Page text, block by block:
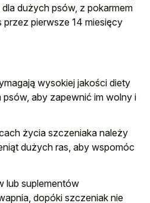
dużych psów, z pokarmem
pierwsze 14 miesięcy
wysokiej jakości diety
aby zapewnić im wolny i
życia szczeniaka należy
dużych ras, aby wspomóc
lub suplementów
dopóki szczeniak nie